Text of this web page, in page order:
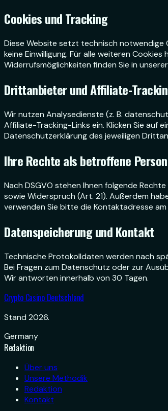
Cookies und Tracking
Diese Website setzt technisch notwendige
keine Einwilligung. Für alle weiteren
Widerrufsmöglichkeiten finden Sie in
Drittanbieter und Affiliate-
Wir nutzen Analysedienste (z. B.
Affiliate-Tracking-Links ein. Klicken Sie auf
Datenschutzerklärung des jeweiligen
Ihre Rechte als betroffene Person
Nach DSGVO stehen Ihnen folgende
sowie Widerspruch (Art. 21). Außerdem
verwenden Sie bitte die Kontaktadresse am
Datenspeicherung und Kontakt
Technische Protokolldaten werden nach
Bei Fragen zum Datenschutz oder zur
Wir antworten innerhalb von 30 Tagen.
Crypto Casino Deutschland
Stand 2026.
Germany
Redaktion
Über uns
Unsere Methodik
Redaktion
Kontakt